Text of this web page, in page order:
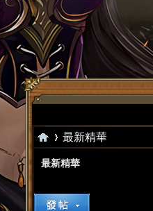
來›
最新精華
最新精華